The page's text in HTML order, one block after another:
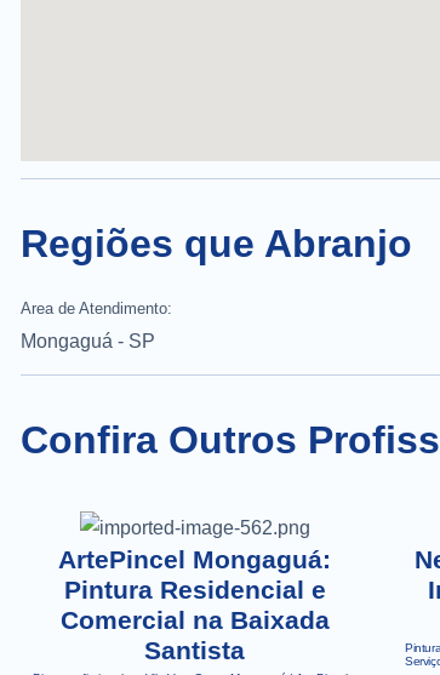
Regiões que Abranjo
Area de Atendimento:
Mongaguá - SP
Confira Outros
ArtePincel Mongaguá:
Pintura Residencial e
Comercial na Baixada
Santista